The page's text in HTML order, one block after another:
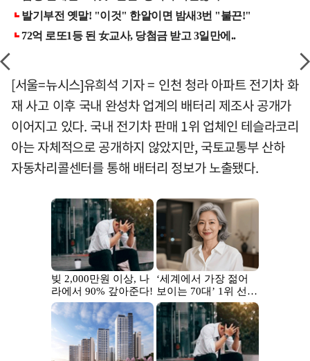
[서울=뉴시스]유희석 기자 = 인천 청라 아파트 전기차 화
재 사고 이후 국내 완성차 업계의 배터리 제조사 공개가
이어지고 있다. 국내 전기차 판매 1위 업체인 테슬라코리
아는 자체적으로 공개하지 않았지만, 국토교통부 산하
자동차리콜센터를 통해 배터리 정보가 노출됐다.